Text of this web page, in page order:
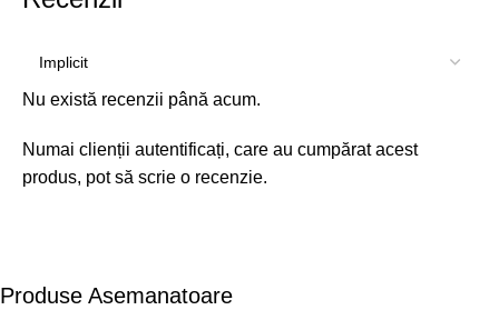
Nu există recenzii până acum.
Numai clienții autentificați, care au cumpărat acest
produs, pot să scrie o recenzie.
Produse Asemanatoare